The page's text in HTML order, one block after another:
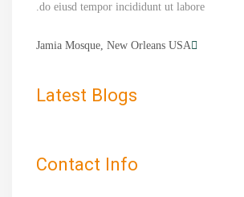
do eiusd tempor incididunt ut labore.
Jamia Mosque, New Orleans USA
Latest Blogs
Contact Info